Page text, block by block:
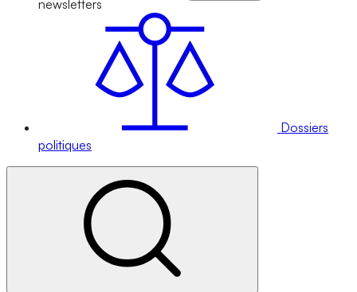
newsletters
Dossiers
politiques